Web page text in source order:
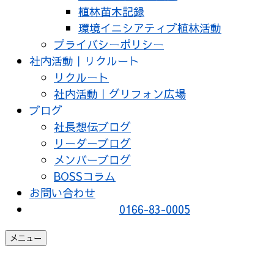
植林苗木記録
環境イニシアティブ植林活動
プライバシーポリシー
社内活動｜リクルート
リクルート
社内活動｜グリフォン広場
ブログ
社長想伝ブログ
リーダーブログ
メンバーブログ
BOSSコラム
お問い合わせ
0166-83-0005
メニュー